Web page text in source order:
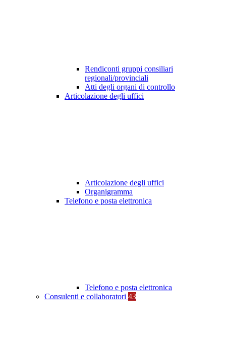
Rendiconti gruppi consiliari
regionali/provinciali
Atti degli organi di controllo
Articolazione degli uffici
Articolazione degli uffici
Organigramma
Telefono e posta elettronica
Telefono e posta elettronica
Consulenti e collaboratori 43